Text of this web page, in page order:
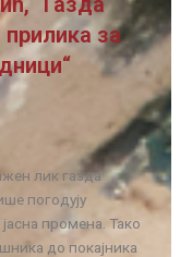
за
лик газда
погодују
промена. Тако
до покајника